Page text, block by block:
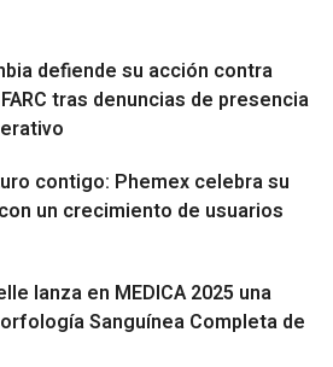
defiende su acción contra
tras denuncias de presencia
contigo: Phemex celebra su
un crecimiento de usuarios
lanza en MEDICA 2025 una
Sanguínea Completa de